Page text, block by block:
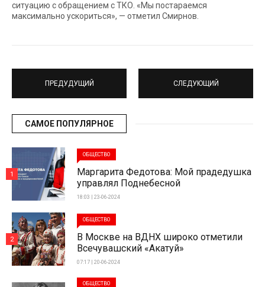
ситуацию с обращением с ТКО. «Мы постараемся
максимально ускориться», — отметил Смирнов.
ПРЕДУДУЩИЙ СЛЕДУЮЩИЙ
САМОЕ ПОПУЛЯРНОЕ
ОБЩЕСТВО
Маргарита Федотова: Мой прадедушка
управлял Поднебесной
18:03 | 23-06-2024
1
ОБЩЕСТВО
В Москве на ВДНХ широко отметили
Всечувашский «Акатуй»
07:17 | 20-06-2024
2
ОБЩЕСТВО